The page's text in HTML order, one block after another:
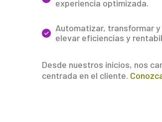
experiencia optimizada.
Automatizar, transformar
elevar eficiencias y
Desde nuestros inicios, nos
centrada en el cliente.